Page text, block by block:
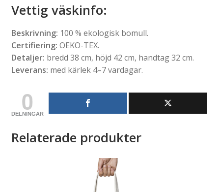
Vettig väskinfo:
Beskrivning: 100 % ekologisk bomull.
Certifiering: OEKO-TEX.
Detaljer: bredd 38 cm, höjd 42 cm, handtag 32 cm.
Leverans: med kärlek 4–7 vardagar.
0
DELNINGAR
Relaterade produkter